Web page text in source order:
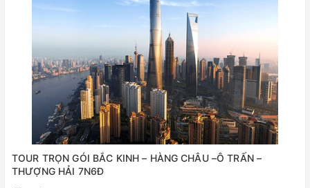
TOUR TRỌN GÓI BẮC KINH – HÀNG CHÂU –Ô TRẤN –
THƯỢNG HẢI 7N6Đ